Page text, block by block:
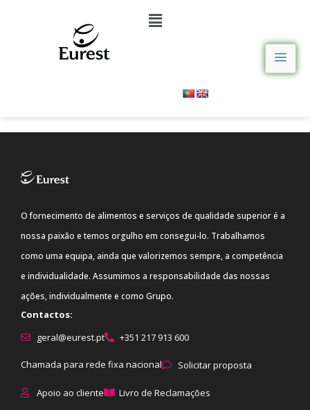
O fornecimento de alimentos e serviços de qualidade superior é a
nossa paixão e temos orgulho em consegui-lo. Trabalhamos
como uma equipa, ainda que valorizemos sempre, a competência
e individualidade. Assumimos a responsabilidade das nossas
ações, individualmente e como Grupo.
Contactos:
geral@eurest.pt
+351 217 913 600
Chamada para rede fixa nacional Solicitar proposta
Apoio ao cliente Livro de Reclamações